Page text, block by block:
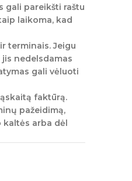
gali pareikšti raštu
laikoma, kad
terminais. Jeigu
nedelsdamas
gali vėluoti
faktūrą.
pažeidimą,
kaltės arba dėl